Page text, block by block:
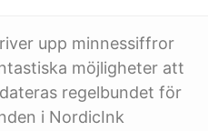
upp minnessiffror
möjligheter att
regelbundet för
i NordicInk